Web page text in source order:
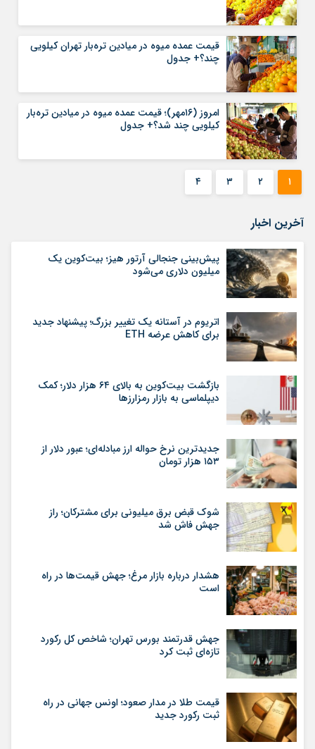
قیمت عمده میوه در میادین تره‌بار تهران کیلویی
چند؟+ جدول
امروز (۱۶مهر)؛ قیمت عمده میوه در میادین تره‌بار
کیلویی چند شد؟+ جدول
۱ ۲ ۳ ۴
آخرین اخبار
پیش‌بینی جنجالی آرتور هیز؛ بیت‌کوین یک
میلیون دلاری می‌شود
اتریوم در آستانه یک تغییر بزرگ؛ پیشنهاد جدید
برای کاهش عرضه ETH
بازگشت بیت‌کوین به بالای ۶۴ هزار دلار؛ کمک
دیپلماسی به بازار رمزارزها
جدیدترین نرخ حواله ارز مبادله‌ای؛ عبور دلار از
۱۵۳ هزار تومان
شوک قبض برق میلیونی برای مشترکان؛ راز
جهش فاش شد
هشدار درباره بازار مرغ؛ جهش قیمت‌ها در راه
است
جهش قدرتمند بورس تهران؛ شاخص کل رکورد
تازه‌ای ثبت کرد
قیمت طلا در مدار صعود؛ اونس جهانی در راه
ثبت رکورد جدید